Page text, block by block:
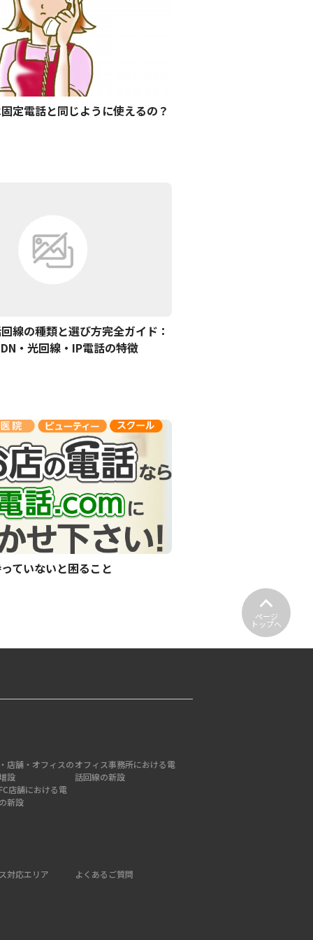
定電話と同じように使えるの？
線の種類と選び方完全ガイド：
・光回線・IP電話の特徴
ていないと困ること
ページ
トップへ
店舗・オフィスの
設
オフィス事務所における電
話回線の新設
店舗における電
新設
対応エリア よくあるご質問